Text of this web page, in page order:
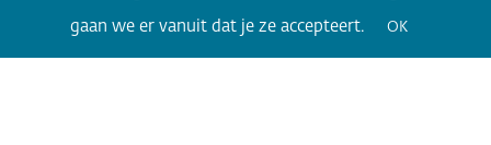
gaan we er vanuit dat je ze accepteert. OK